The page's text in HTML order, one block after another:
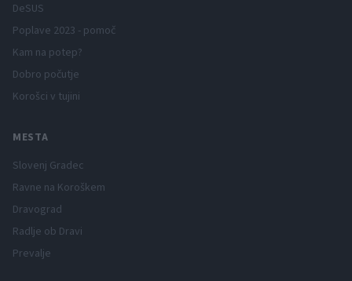
DeSUS
Poplave 2023 - pomoč
Kam na potep?
Dobro počutje
Korošci v tujini
MESTA
Slovenj Gradec
Ravne na Koroškem
Dravograd
Radlje ob Dravi
Prevalje